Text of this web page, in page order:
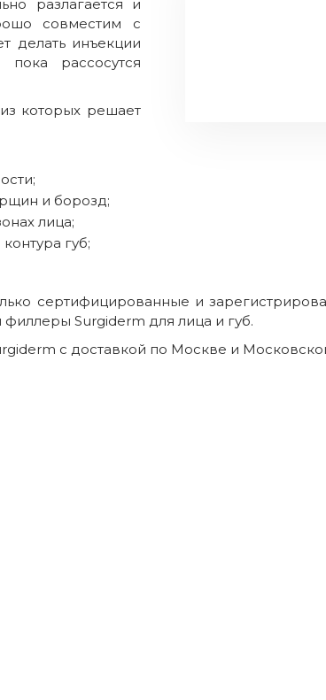
разлагается и
совместим с
делать инъекции
рассосутся
которых решает
и борозд;
лица;
губ;
сертифицированные и
Surgiderm для лица и губ.
с доставкой по Москве и